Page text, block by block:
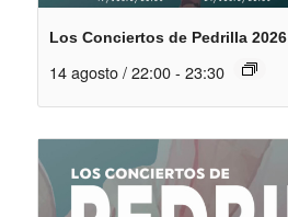
Los Conciertos de Pedrilla 2026
14 agosto / 22:00 - 23:30